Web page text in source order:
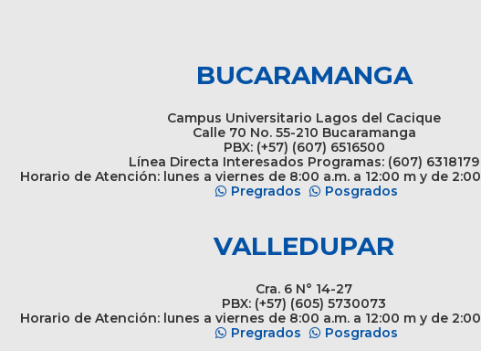
BUCARAMANGA
Campus Universitario Lagos del Cacique
Calle 70 No. 55-210 Bucaramanga
PBX: (+57) (607) 6516500
Línea Directa Interesados Programas: (607) 6318179
Horario de Atención: lunes a viernes de 8:00 a.m. a 12:00 m y de
Pregrados
Posgrados
VALLEDUPAR
Cra. 6 N° 14-27
PBX: (+57) (605) 5730073
Horario de Atención: lunes a viernes de 8:00 a.m. a 12:00 m y de
Pregrados
Posgrados